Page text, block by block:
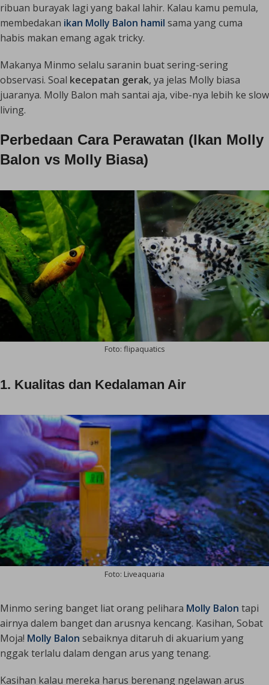
ribuan burayak lagi yang bakal lahir. Kalau kamu pemula,
membedakan ikan Molly Balon hamil sama yang cuma
habis makan emang agaktricky.
Makanya Minmo selalu saranin buat sering-sering
observasi. Soal kecepatan gerak, ya jelas Molly biasa
juaranya. Molly Balon mah santai aja, vibe-nya lebih ke slow
living.
Perbedaan Cara Perawatan (Ikan Molly
Balon vs Molly Biasa)
Foto: flipaquatics
1. Kualitas dan Kedalaman Air
Foto: Liveaquaria
Minmo sering banget liat orang pelihara Molly Balon tapi
airnya dalem banget dan arusnya kencang. Kasihan, Sobat
Moja! Molly Balon sebaiknya ditaruh di akuarium yang
nggak terlalu dalam dengan arus yang tenang.
Kasihan kalau mereka harus berenang ngelawan arus